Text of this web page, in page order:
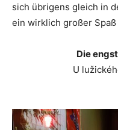
sich übrigens gleich in
ein wirklich großer
Die
U